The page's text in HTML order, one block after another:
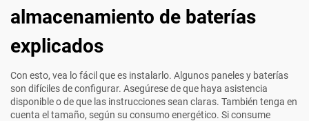
almacenamiento de baterías
explicados
Con esto, vea lo fácil que es instalarlo. Algunos paneles y baterías
son difíciles de configurar. Asegúrese de que haya asistencia
disponible o de que las instrucciones sean claras. También tenga en
cuenta el tamaño, según su consumo energético. Si consume